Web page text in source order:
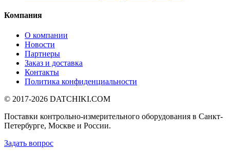
Компания
О компании
Новости
Партнеры
Заказ и доставка
Контакты
Политика конфиденциальности
© 2017-2026 DATCHIKI.COM
Поставки контрольно-измерительного оборудования в Санкт-
Петербурге, Москве и России.
Задать вопрос